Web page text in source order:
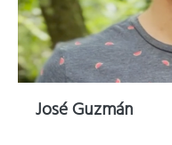
José Guzmán